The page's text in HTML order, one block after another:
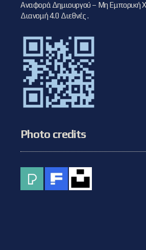
Αναφορά Δημιουργού – Μη Εμπορική
Διανομή 4.0 Διεθνές.
Photo credits